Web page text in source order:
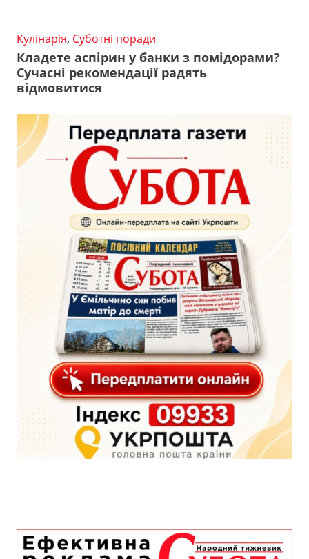
Кулінарія, Суботні поради
Кладете аспірин у банки з помідорами?
Сучасні рекомендації радять
відмовитися